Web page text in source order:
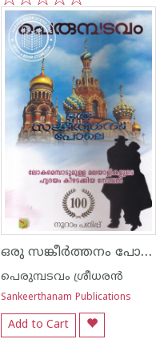
5
4
3
2
1
ഒരു സങ്കീര്‍ത്തനം പോലെ
പെരുമ്പടവം ശ്രീധര‌ന്‍
Sankeerthanam Publications
Add to Cart